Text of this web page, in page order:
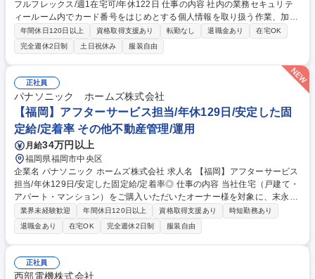
フルフレックス/週1在宅可/年休122日 仕事の内容 社内の業務セキュリテ
ィールーム内でカード番号をはじめとする個人情報を取り扱う作業、加盟
店からのお申込み受付・カード会社申請・登録。 ★電話対応1割,事務作業
9割/電話は加盟店様,カード会社対応がメイン。 ■クレジットカード決済の
不正取引に関する照会・問い合わせ対応 (専用システムでの検索、Excel・
Access・Kintoneでのデータ入力・修正・保存)→対応については上長のダ
ブルチェックが入るため安心◎■加盟店様・カード会社様への電話・メー
ル対応(主に法人対応)■新規加盟店からのお申込み受付・登録業務・東京本
社や営業担当との連携・調整■マクロ、RPA、システム化による業務改
善・BPR提案(一部電話対応のない業務もあり) 募集職種 ※9月入社限定
【福岡/事務職】フルフレックス/週1在宅可/年休122日
年間休日120日以上 資格取得支援あり 転勤なし 退職金あり
在宅OK
完全週休2日制
土日祝休み 服装自由
正社員
パナソニック ホームズ株式会社
【福岡】アフターサービス担当/年休129日/安定した固
定給/定着率 その他不動産管理/運用
月給34万円以上
福岡県福岡市中央区
企業名 パナソニック ホームズ株式会社 求人名 【福岡】アフターサービス
担当/年休129日/安定した固定給/定着率◎ 仕事の内容 当社住宅（戸建て・
アパート・マンション）をご購入いただいたオーナー様を対象に、末永く
安心してお住まいいただくためのアフターサービス業務全般を担当してい
ただきます。 ■技術を活かした「住まいの資産価値」の維持・向上：専門
知識を活かし、経年変化に応じた最適なメンテナンス計画をオーナー様に
共有 ■自身の裁量で進めるアフターサービス：新築引き渡し後の設備機器
の正しい使い方説明/建具の調整といった日常の「お困りごと」に対応 ■最
新AI「P-GAIROS」が技術判断をサポート：顧客データ/生成AIを組み合わ
業界未経験歓迎 年間休日120日以上 資格取得支援あり
時短勤務あり
退職金あり
在宅OK 完全週休2日制 服装自由
正社員
西部電機株式会社